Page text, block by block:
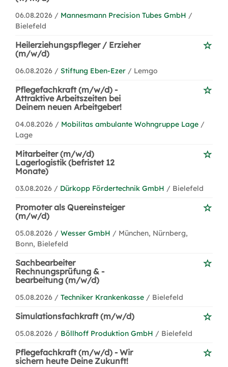
06.08.2026 / Mannesmann Precision Tubes GmbH /
Bielefeld
Heilerziehungspfleger / Erzieher
(m/w/d)
06.08.2026 / Stiftung Eben-Ezer / Lemgo
Pflegefachkraft (m/w/d) -
Attraktive Arbeitszeiten bei
Deinem neuen Arbeitgeber!
04.08.2026 / Mobilitas ambulante Wohngruppe Lage /
Lage
Mitarbeiter (m/w/d)
Lagerlogistik (befristet 12
Monate)
03.08.2026 / Dürkopp Fördertechnik GmbH / Bielefeld
Promoter als Quereinsteiger
(m/w/d)
05.08.2026 / Wesser GmbH / München, Nürnberg,
Bonn, Bielefeld
Sachbearbeiter
Rechnungsprüfung & -
bearbeitung (m/w/d)
05.08.2026 / Techniker Krankenkasse / Bielefeld
Simulationsfachkraft (m/w/d)
05.08.2026 / Böllhoff Produktion GmbH / Bielefeld
Pflegefachkraft (m/w/d) - Wir
sichern heute Deine Zukunft!